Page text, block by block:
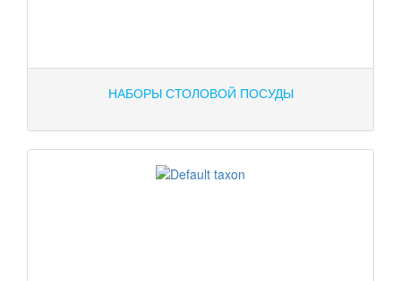
НАБОРЫ СТОЛОВОЙ ПОСУДЫ